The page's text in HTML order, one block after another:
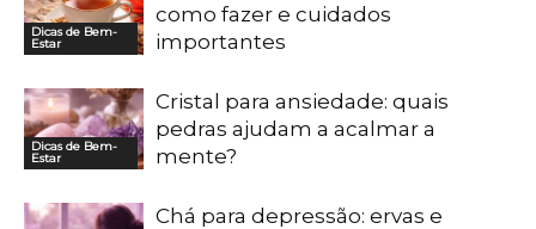
Dicas de Bem-
Estar
como fazer e cuidados
importantes
Dicas de Bem-
Estar
Cristal para ansiedade: quais
pedras ajudam a acalmar a
mente?
Chá para depressão: ervas e